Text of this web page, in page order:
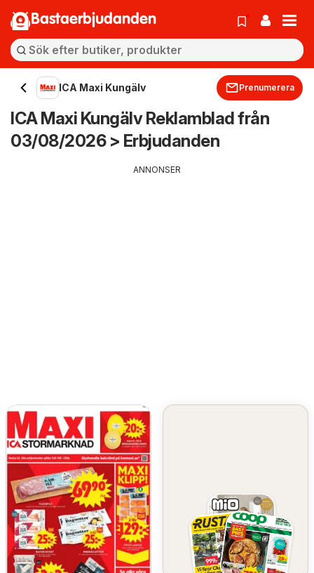
Bastaerbjudanden
ICA Maxi Kungälv Prenumerera
ICA Maxi Kungälv Reklamblad från
03/08/2026 > Erbjudanden
ANNONSER